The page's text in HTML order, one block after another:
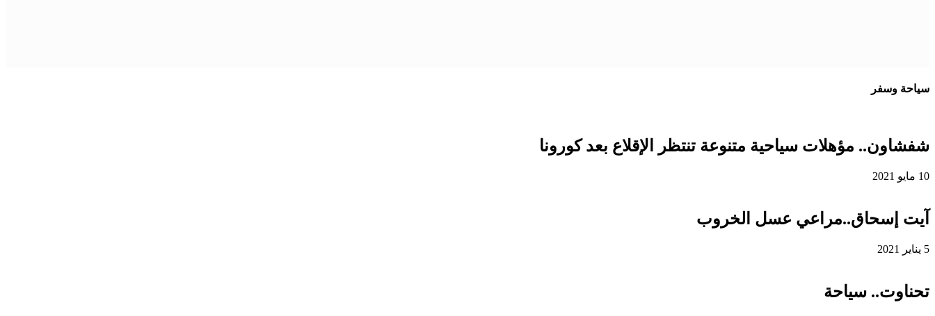
سياحة وسفر
شفشاون.. مؤهلات سياحية متنوعة تنتظر الإقلاع بعد كورونا
10 مايو 2021
آيت إسحاق..مراعي عسل الخروب
5 يناير 2021
تحناوت.. سياحة